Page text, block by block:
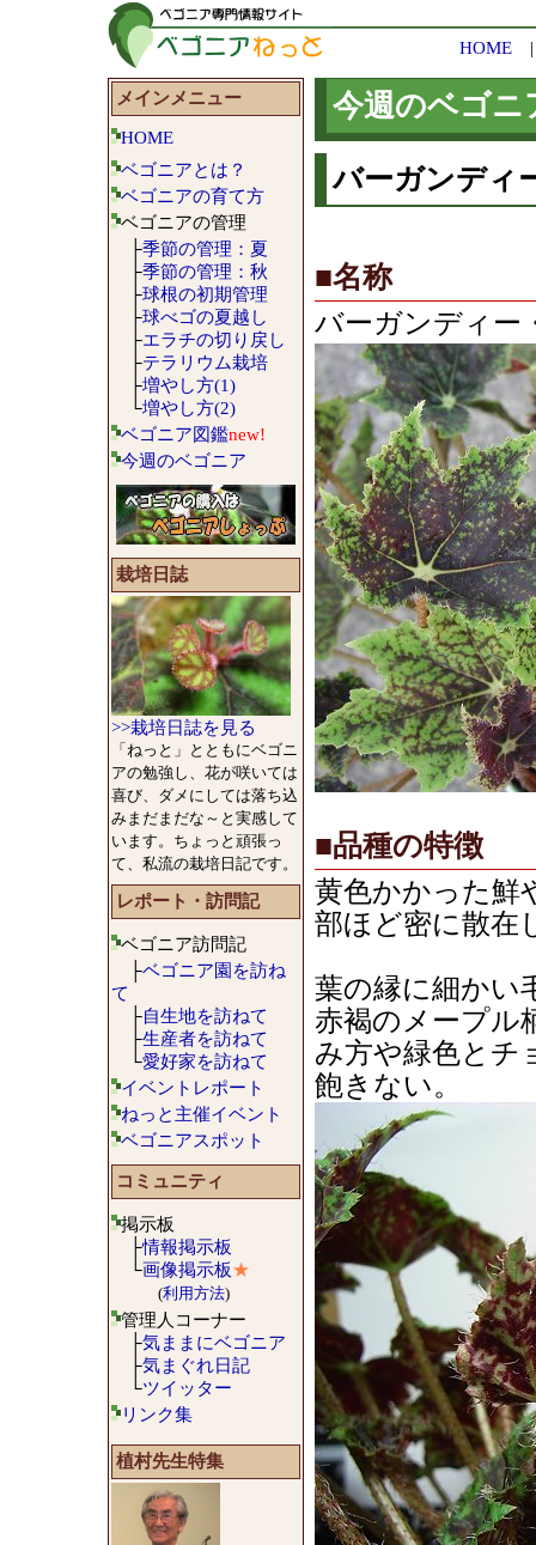
HOME
メインメニュー
HOME
ベゴニアとは？
ベゴニアの育て方
ベゴニアの管理
├季節の管理：夏
├季節の管理：秋
├球根の初期管理
├球べゴの夏越し
├エラチの切り戻し
├テラリウム栽培
├増やし方(1)
└増やし方(2)
ベゴニア図鑑new!
今週のベゴニア
栽培日誌
>>栽培日誌を見る
「ねっと」とともにベゴニ
アの勉強し、花が咲いては
喜び、ダメにしては落ち込
みまだまだな～と実感して
います。ちょっと頑張っ
て、私流の栽培日記です。
レポート・訪問記
ベゴニア訪問記
├ベゴニア園を訪ね
て
├自生地を訪ねて
├生産者を訪ねて
└愛好家を訪ねて
イベントレポート
ねっと主催イベント
ベゴニアスポット
コミュニティ
掲示板
├情報掲示板
└画像掲示板★
(利用方法)
管理人コーナー
├気ままにベゴニア
├気まぐれ日記
└ツイッター
リンク集
植村先生特集
今週のベゴニ
バーガンディ
■名称
バーガンディー
■品種の特徴
黄色かかった鮮
部ほど密に散在
葉の縁に細かい
赤褐のメープル
み方や緑色とチ
飽きない。